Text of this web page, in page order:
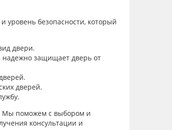
уровень безопасности, который
двери.
защищает дверь от
дверей.
Мы поможем с выбором и
консультации и